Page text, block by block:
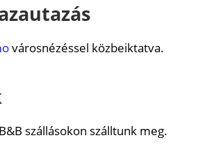
városnézéssel közbeiktatva.
szállásokon szálltunk meg.